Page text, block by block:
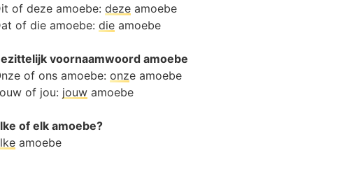
of deze amoebe: deze amoebe
of die amoebe: die amoebe
voornaamwoord amoebe
of ons amoebe: onze amoebe
of jou: jouw amoebe
of elk amoebe?
amoebe